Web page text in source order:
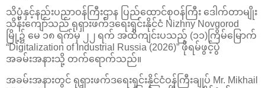
သိပ္ပံနှင့်နည်းပညာဝန်ကြီးဌာန ပြည်ထောင်စုဝန်ကြီး ဒေါက်တာမျိုး
သိန်းကျော်သည် ရုရှားဖက်ဒရေးရှင်းနိုင်ငံ Nizhny Novgorod
မြို့၌ မေ ၁၈ ရက်မှ ၂၂ ရက် အထိကျင်းပသည့် (၁၁)ကြိမ်မြောက်
“Digitalization of Industrial Russia (2026)” ဖိုရမ်ဖွင့်ပွဲ
အခမ်းအနားသို့ တက်ရောက်သည်။
အခမ်းအနားတွင် ရုရှားဖက်ဒရေးရှင်းနိုင်ငံဝန်ကြီးချုပ် Mr. Mikhail